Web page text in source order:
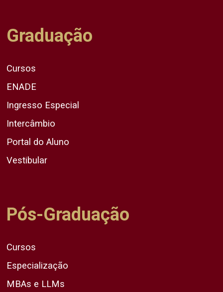
Graduação
Cursos
ENADE
Ingresso Especial
Intercâmbio
Portal do Aluno
Vestibular
Pós-Graduação
Cursos
Especialização
MBAs e LLMs